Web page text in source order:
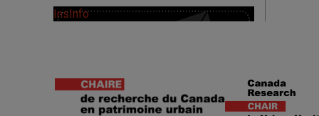
InsInfo